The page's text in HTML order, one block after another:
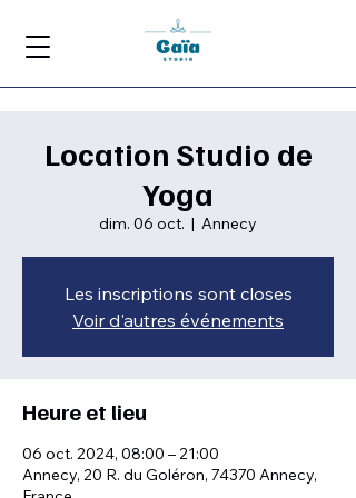
Location Studio de
Yoga
dim. 06 oct.
  |
Annecy
Les inscriptions sont closes
Voir d'autres événements
Heure et lieu
06 oct. 2024, 08:00 – 21:00
Annecy, 20 R. du Goléron, 74370 Annecy,